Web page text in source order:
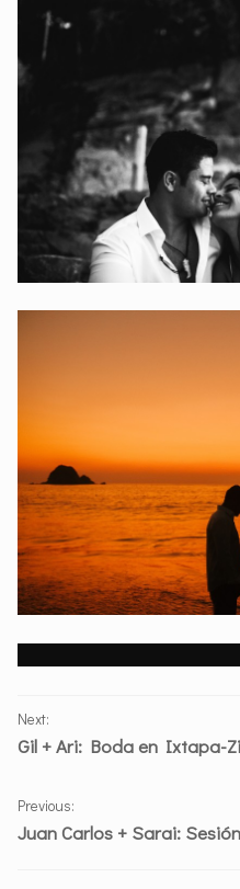
PORTFOLIO
NAVIGATION
Previous:
Juan Carlos + Sarai:
Next:
Gil + Ari: Boda en Ixtapa-